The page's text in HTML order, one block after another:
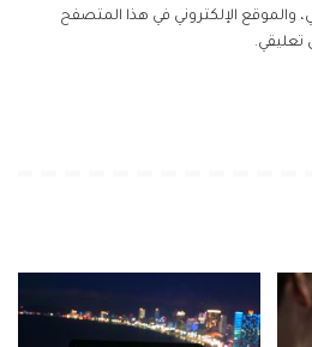
والموقع الإلكتروني في هذا المتصفح
تعليقي.